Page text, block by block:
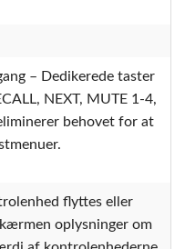
– Dedikerede taster
NEXT, MUTE 1-4,
behovet for at
flyttes eller
oplysninger om